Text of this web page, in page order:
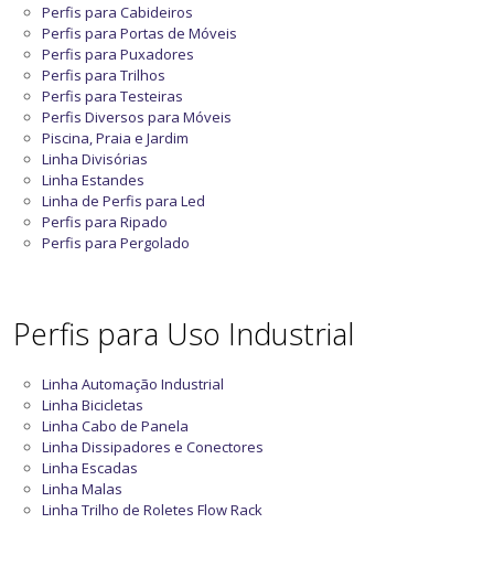
Perfis para Cabideiros
Perfis para Portas de Móveis
Perfis para Puxadores
Perfis para Trilhos
Perfis para Testeiras
Perfis Diversos para Móveis
Piscina, Praia e Jardim
Linha Divisórias
Linha Estandes
Linha de Perfis para Led
Perfis para Ripado
Perfis para Pergolado
Perfis para Uso Industrial
Linha Automação Industrial
Linha Bicicletas
Linha Cabo de Panela
Linha Dissipadores e Conectores
Linha Escadas
Linha Malas
Linha Trilho de Roletes Flow Rack